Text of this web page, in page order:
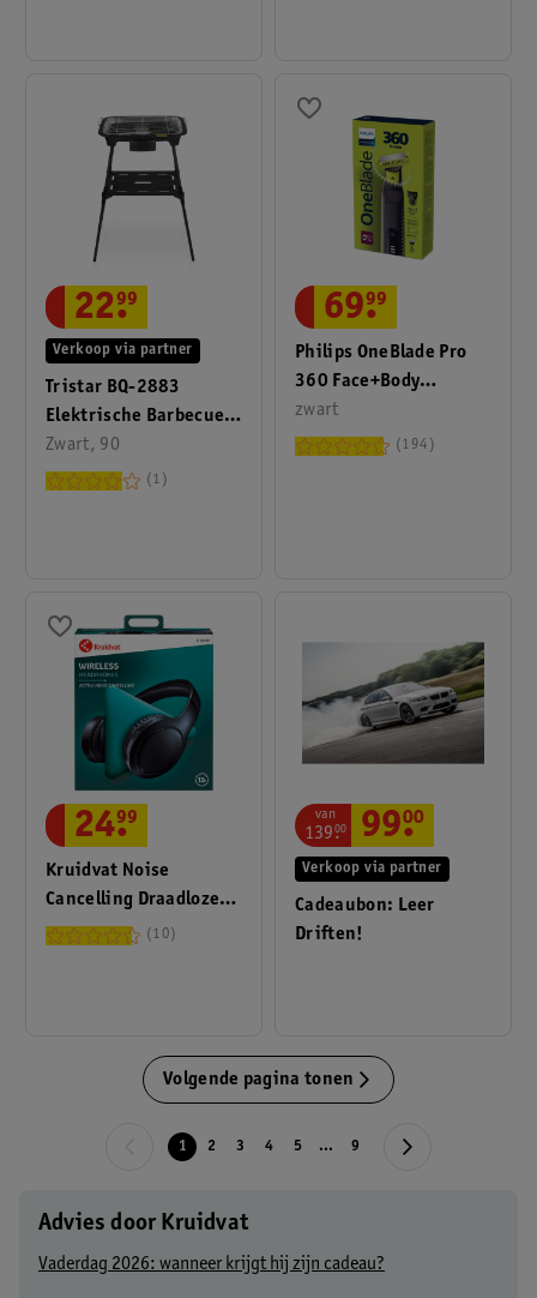
Tristar BQ-2883
Elektrische Barbecue
Inclusief Statief
Zwart, 90
Verkoop via partner
22.
99
1
Philips OneBlade Pro
360 Face+Body
QP6507/23 Trimmer,
Scheerapparaat En
zwart
69.
99
194
Kruidvat Noise
Cancelling Draadloze
Koptelefoon
24.
99
10
Cadeaubon: Leer
Driften!
Verkoop via partner
van
139.
00 99.
00
Volgende pagina tonen
1 2 3 4 5 ... 9
Advies door Kruidvat
Vaderdag 2026: wanneer krijgt hij zijn cadeau?